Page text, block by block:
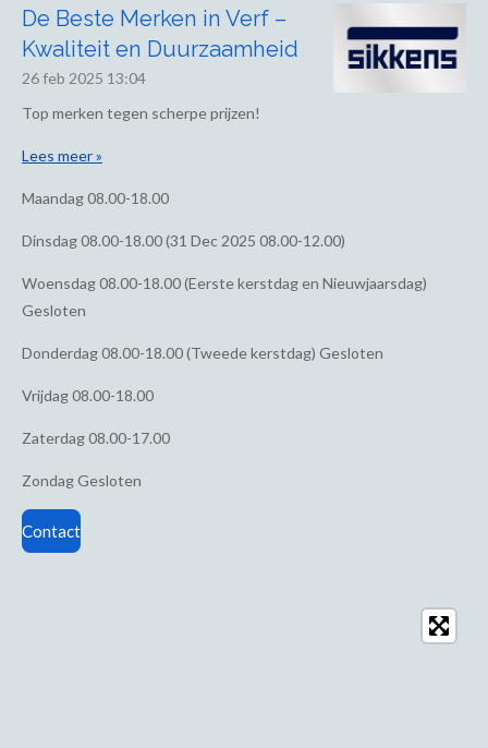
De Beste Merken in Verf –
Kwaliteit en Duurzaamheid
26 feb 2025 13:04
Top merken tegen scherpe prijzen!
Lees meer »
Maandag08.00-18.00
Dinsdag08.00-18.00 (31 Dec 2025 08.00-12.00)
Woensdag08.00-18.00 (Eerste kerstdag en Nieuwjaarsdag)
Gesloten
Donderdag08.00-18.00 (Tweede kerstdag) Gesloten
Vrijdag08.00-18.00
Zaterdag08.00-17.00
ZondagGesloten
Contact